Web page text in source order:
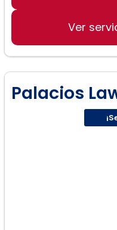
Ciudadanía
Ver
Palacios